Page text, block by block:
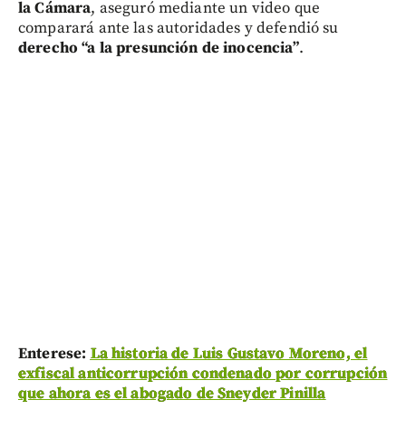
la Cámara, aseguró mediante un video que
comparará ante las autoridades y defendió su
derecho “a la presunción de inocencia”.
Enterese: La historia de Luis Gustavo Moreno, el
exfiscal anticorrupción condenado por corrupción
que ahora es el abogado de Sneyder Pinilla